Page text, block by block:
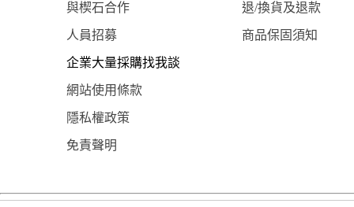
與楔石合作 退/換貨及退款
人員招募 商品保固須知
企業大量採購找我談
網站使用條款
隱私權政策
免責聲明